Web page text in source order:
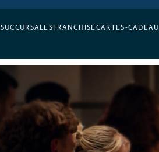
SUCCURSALES FRANCHISE CARTES-